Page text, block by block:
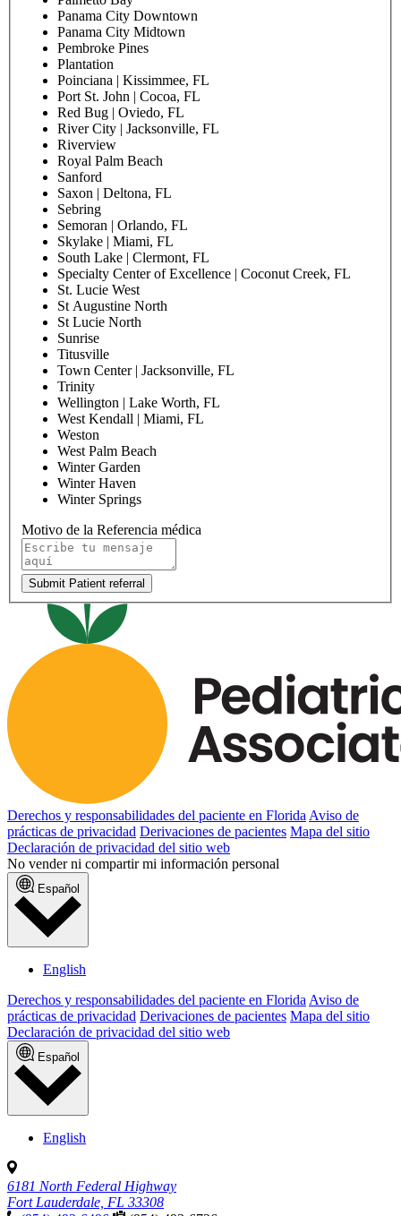
Panama City Downtown
Panama City Midtown
Pembroke Pines
Plantation
Poinciana | Kissimmee, FL
Port St. John | Cocoa, FL
Red Bug | Oviedo, FL
River City | Jacksonville, FL
Riverview
Royal Palm Beach
Sanford
Saxon | Deltona, FL
Sebring
Semoran | Orlando, FL
Skylake | Miami, FL
South Lake | Clermont, FL
Specialty Center of Excellence | Coconut Creek, FL
St. Lucie West
St Augustine North
St Lucie North
Sunrise
Titusville
Town Center | Jacksonville, FL
Trinity
Wellington | Lake Worth, FL
West Kendall | Miami, FL
Weston
West Palm Beach
Winter Garden
Winter Haven
Winter Springs
Motivo de la Referencia médica
Submit Patient referral
Derechos y responsabilidades del paciente en Florida Aviso de
prácticas de privacidad Derivaciones de pacientes Mapa del sitio
Declaración de privacidad del sitio web
No vender ni compartir mi información personal
Español
English
Derechos y responsabilidades del paciente en Florida Aviso de
prácticas de privacidad Derivaciones de pacientes Mapa del sitio
Declaración de privacidad del sitio web
Español
English
6181 North Federal Highway
Fort Lauderdale, FL 33308